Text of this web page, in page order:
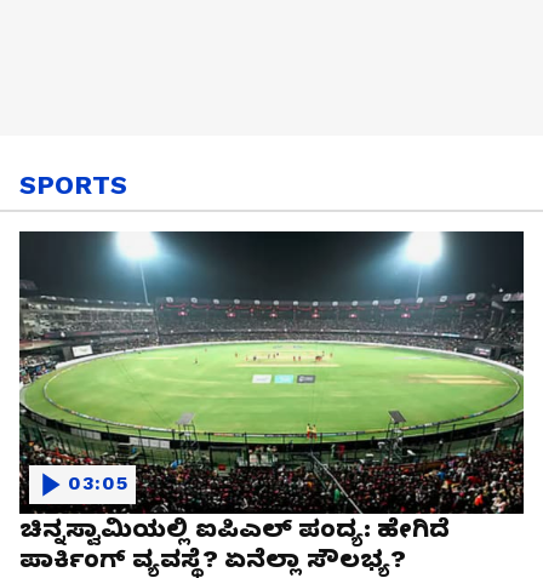
SPORTS
ಚಿನ್ನಸ್ವಾಮಿಯಲ್ಲಿ ಐಪಿಎಲ್‌ ಪಂದ್ಯ: ಹೇಗಿದೆ
ಪಾರ್ಕಿಂಗ್ ವ್ಯವಸ್ಥೆ? ಏನೆಲ್ಲಾ ಸೌಲಭ್ಯ?
03:05